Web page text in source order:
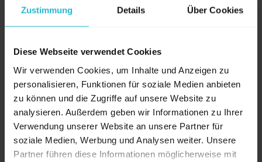
Zustimmung Details Über Cookies
Diese Webseite verwendet Cookies
Wir verwenden Cookies, um Inhalte und Anzeigen zu
personalisieren, Funktionen für soziale Medien anbieten
zu können und die Zugriffe auf unsere Website zu
analysieren. Außerdem geben wir Informationen zu Ihrer
Verwendung unserer Website an unsere Partner für
soziale Medien, Werbung und Analysen weiter. Unsere
Partner führen diese Informationen möglicherweise mit
Weitere Produkte von diesem Aussteller